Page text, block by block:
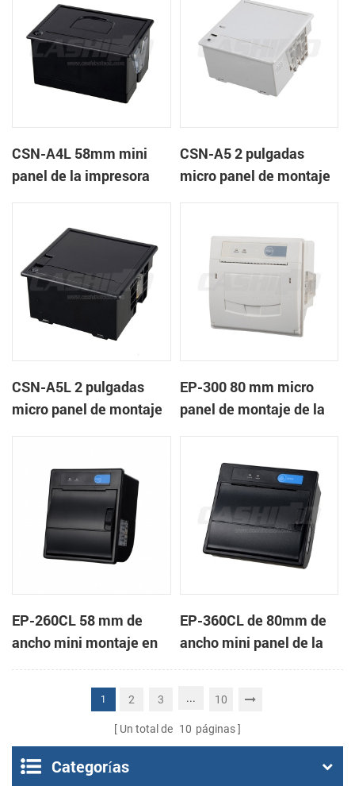
CSN-A4L 58mm mini
panel de la impresora
CSN-A5 2 pulgadas
micro panel de montaje
CSN-A5L 2 pulgadas
micro panel de montaje
EP-300 80 mm micro
panel de montaje de la
EP-260CL 58 mm de
ancho mini montaje en
panel de la impresora
térmica con auto-
EP-360CL de 80mm de
ancho mini panel de la
impresora térmica con
1 2 3 ... 10
Un total de 10 páginas
Categorías